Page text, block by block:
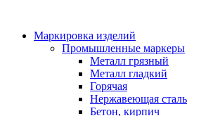
Маркировка изделий
Промышленные маркеры
Металл грязный
Металл гладкий
Горячая
Нержавеющая сталь
Бетон, кирпич